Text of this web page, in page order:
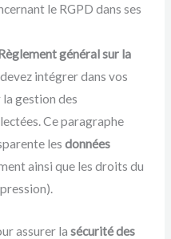
le RGPD dans ses
général sur la
intégrer dans vos
la gestion des
Ce paragraphe
les données
ainsi que les droits du
assurer la sécurité des